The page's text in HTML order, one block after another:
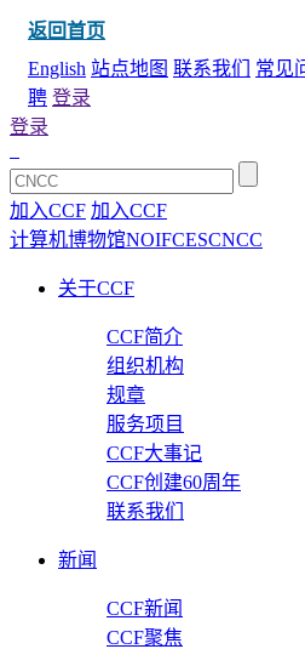
返回首页
English 站点地图 联系我们 常见
聘 登录
登录
加入CCF 加入CCF
计算机博物馆NOIFCESCNCC
关于CCF
CCF简介
组织机构
规章
服务项目
CCF大事记
CCF创建60周年
联系我们
新闻
CCF新闻
CCF聚焦